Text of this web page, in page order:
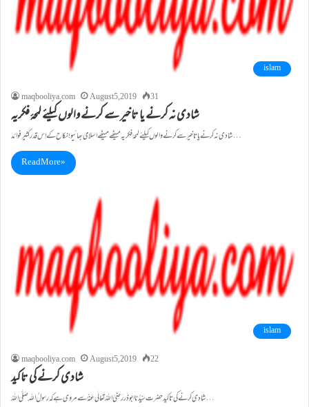
islam
maqbooliya.com
August 5, 2019 31
شادی نہ کرنے یا تاخیر سے کرنے والوں کیلئے لمحۂ فکریہ
شادی نہ کرنے یا تاخیر سے کرنے والوں کیلئے لمحۂ فکریہ میٹھے میٹھے اسلامی بھائیو!نکاح کے اِس قدر کثیر فوائد…
Read More »
islam
maqbooliya.com
August 5, 2019 22
شادی کرنے کی تاکید
شادی کرنے کی تاکید حضرت سَیِّدُنا ابو ذَر رَضِیَ اللہُ تَعَالٰی عَنْہُ سے مروی ہے کہ رسولُ اللہ صَلَّی اللہُ…